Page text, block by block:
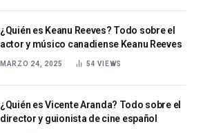
¿Quién es Keanu Reeves? Todo sobre el
actor y músico canadiense Keanu Reeves
MARZO 24, 2025 54 VIEWS
¿Quién es Vicente Aranda? Todo sobre el
director y guionista de cine español